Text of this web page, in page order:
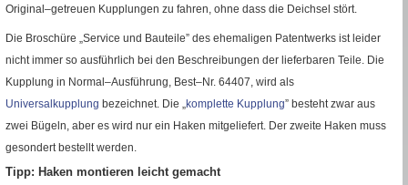
Original–getreuen Kupplungen zu fahren, ohne dass die Deichsel stört.
Die Broschüre „Service und Bauteile” des ehemaligen Patentwerks ist leider
nicht immer so ausführlich bei den Beschreibungen der lieferbaren Teile. Die
Kupplung in Normal–Ausführung, Best–Nr. 64407, wird als
Universalkupplung bezeichnet. Die „komplette Kupplung” besteht zwar aus
zwei Bügeln, aber es wird nur ein Haken mitgeliefert. Der zweite Haken muss
gesondert bestellt werden.
Tipp: Haken montieren leicht gemacht